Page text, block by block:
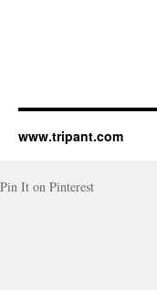
www.tripant.com
Pin It on Pinterest